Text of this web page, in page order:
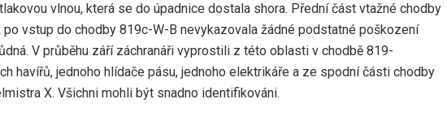
vlnou, která se do úpadnice dostala shora. Přední část vtažné chodby
vstup do chodby 819c-W-B nevykazovala žádné podstatné poškození
V průběhu září záchranáři vyprostili z této oblasti v chodbě 819-
havířů, jednoho hlídače pásu, jednoho elektrikáře a ze spodní části chodby
X. Všichni mohli být snadno identifikováni.